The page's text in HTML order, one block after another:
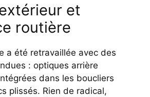
et
routière
a été retravaillée avec des
: optiques arrière
dans les boucliers
plissés. Rien de radical,